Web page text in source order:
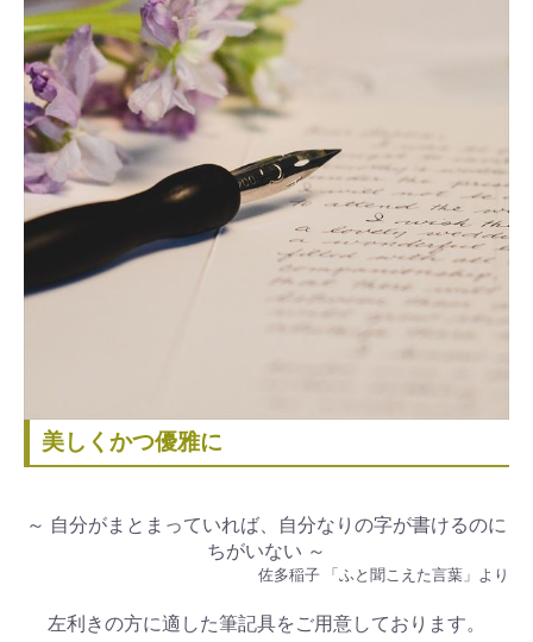
美しくかつ優雅に
～ 自分がまとまっていれば、自分なりの字が書けるのに
ちがいない ～
佐多稲子 「ふと聞こえた言葉」より
左利きの方に適した筆記具をご用意しております。